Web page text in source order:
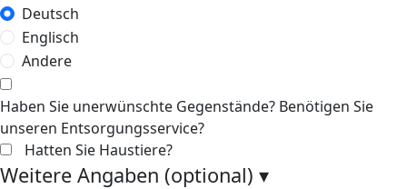
Deutsch
Englisch
Andere
Haben Sie unerwünschte Gegenstände? Benötigen Sie
unseren Entsorgungsservice?
Hatten Sie Haustiere?
Weitere Angaben (optional) ▾